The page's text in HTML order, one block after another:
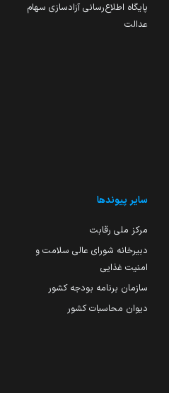
پایگاه اطلاع‌رسانی آزادسازی سهام
عدالت
سایر پیوندها
مرکز ملی رقابت
دبیرخانه شورای عالی سلامت و
امنیت غذایی
سازمان برنامه بودجه کشور
دیوان محاسبات کشور